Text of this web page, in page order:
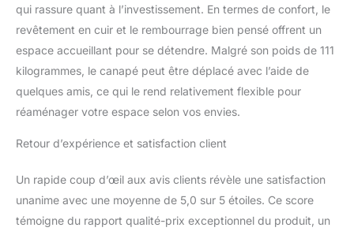
qui rassure quant à l’investissement. En termes de confort, le
revêtement en cuir et le rembourrage bien pensé offrent un
espace accueillant pour se détendre. Malgré son poids de 111
kilogrammes, le canapé peut être déplacé avec l’aide de
quelques amis, ce qui le rend relativement flexible pour
réaménager votre espace selon vos envies.
Retour d’expérience et satisfaction client
Un rapide coup d’œil aux avis clients révèle une satisfaction
unanime avec une moyenne de 5,0 sur 5 étoiles. Ce score
témoigne du rapport qualité-prix exceptionnel du produit, un